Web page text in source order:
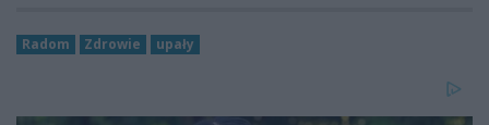
Radom Zdrowie upały